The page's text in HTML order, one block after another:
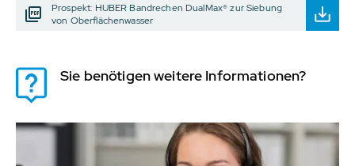
Prospekt: HUBER Bandrechen DualMax® zur Siebung
von Oberflächenwasser
Sie benötigen weitere Informationen?